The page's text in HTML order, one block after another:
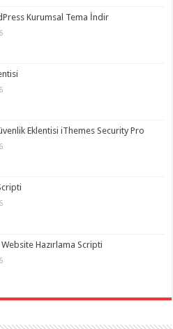
Kurumsal Tema İndir
Eklentisi iThemes Security Pro
Hazırlama Scripti